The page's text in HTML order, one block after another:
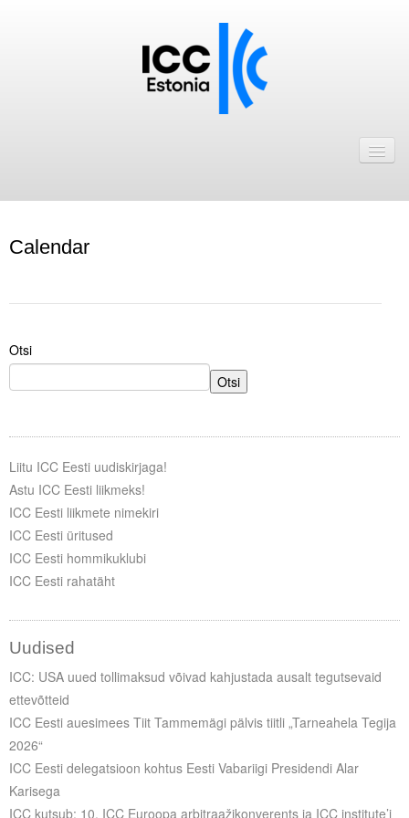
ICC Eesti liikmebaas
Publikatsioonid
Arvamus
Viidad
ICC komisjonid
Digiraamatukogu
Juhendid ja väljaanded
Videod
Kontakt
Calendar
Otsi
Otsi
Liitu ICC Eesti uudiskirjaga!
Astu ICC Eesti liikmeks!
ICC Eesti liikmete nimekiri
ICC Eesti üritused
ICC Eesti hommikuklubi
ICC Eesti rahatäht
Uudised
ICC: USA uued tollimaksud võivad kahjustada ausalt tegutsevaid
ettevõtteid
ICC Eesti auesimees Tiit Tammemägi pälvis tiitli „Tarneahela Tegija
2026“
ICC Eesti delegatsioon kohtus Eesti Vabariigi Presidendi Alar
Karisega
ICC kutsub: 10. ICC Euroopa arbitraažikonverents ja ICC institute’i